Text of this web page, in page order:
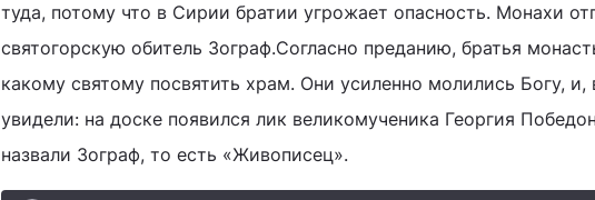
туда, потому что в Сирии братии угрожает опасность. Монахи
святогорскую обитель Зограф.Согласно преданию, братья
какому святому посвятить храм. Они усиленно молились Богу, и,
увидели: на доске появился лик великомученика Георгия
назвали Зограф, то есть «Живописец».